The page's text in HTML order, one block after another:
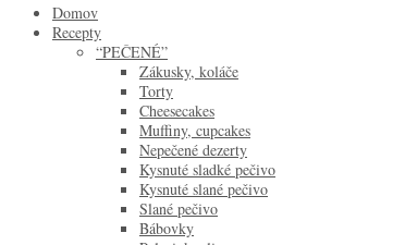
Domov
Recepty
“PEČENÉ”
Zákusky, koláče
Torty
Cheesecakes
Muffiny, cupcakes
Nepečené dezerty
Kysnuté sladké pečivo
Kysnuté slané pečivo
Slané pečivo
Bábovky